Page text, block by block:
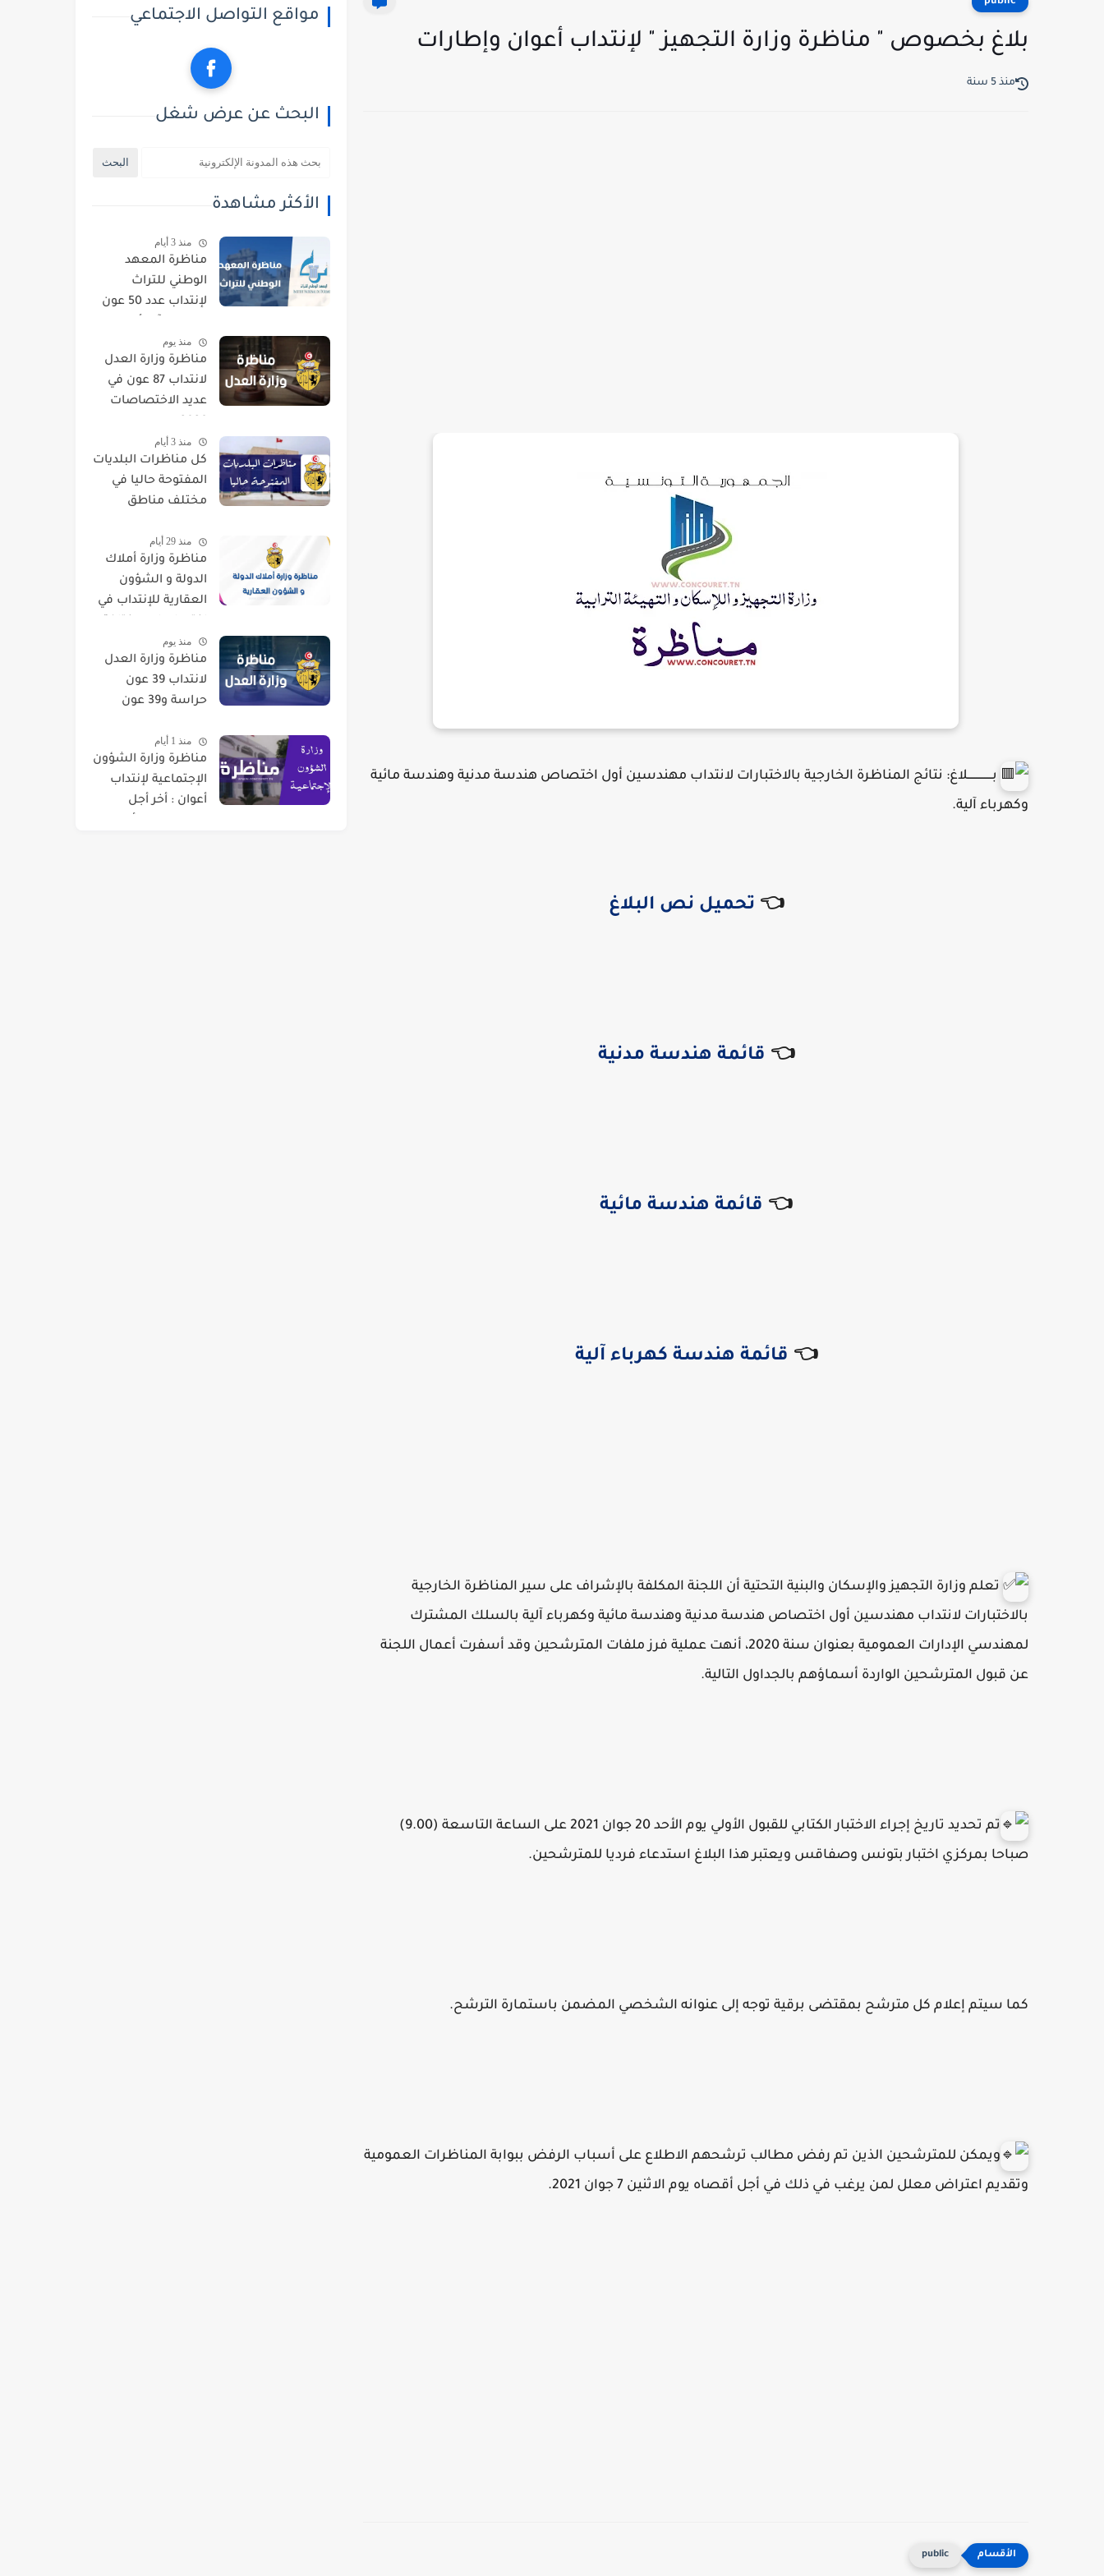
بلاغ بخصوص " مناظرة وزارة التجهيز " لإنتداب أعوان وإطارات
منذ 5 سنة
بـــــــــــــــلاغ: نتائج المناظرة الخارجية بالاختبارات لانتداب مهندسين أول اختصاص هندسة مدنية وهندسة مائية
وكهرباء آلية.
👈 تحميل نص البلاغ
👈 قائمة هندسة مدنية
👈 قائمة هندسة مائية
👈 قائمة هندسة كهرباء آلية
تعلم وزارة التجهيز والإسكان والبنية التحتية أن اللجنة المكلفة بالإشراف على سير المناظرة الخارجية
بالاختبارات لانتداب مهندسين أول اختصاص هندسة مدنية وهندسة مائية وكهرباء آلية بالسلك المشترك
لمهندسي الإدارات العمومية بعنوان سنة 2020، أنهت عملية فرز ملفات المترشحين وقد أسفرت أعمال اللجنة
عن قبول المترشحين الواردة أسماؤهم بالجداول التالية.
تم تحديد تاريخ إجراء الاختبار الكتابي للقبول الأولي يوم الأحد 20 جوان 2021 على الساعة التاسعة (9.00)
صباحا بمركزي اختبار بتونس وصفاقس ويعتبر هذا البلاغ استدعاء فرديا للمترشحين.
كما سيتم إعلام كل مترشح بمقتضى برقية توجه إلى عنوانه الشخصي المضمن باستمارة الترشح.
ويمكن للمترشحين الذين تم رفض مطالب ترشحهم الاطلاع على أسباب الرفض ببوابة المناظرات العمومية
وتقديم اعتراض معلل لمن يرغب في ذلك في أجل أقصاه يوم الاثنين 7 جوان 2021.
public
مواقع التواصل الاجتماعي
البحث عن عرض شغل
الأكثر مشاهدة
منذ 3 أيام
مناظرة المعهد
الوطني للتراث
لإنتداب عدد 50 عون
2026
منذ يوم
مناظرة وزارة العدل
لانتداب 87 عون في
عديد الاختصاصات
منذ 3 أيام
كل مناظرات البلديات
المفتوحة حاليا في
مختلف مناطق
منذ 29 أيام
مناظرة وزارة أملاك
الدولة و الشؤون
العقارية للإنتداب في
منذ يوم
مناظرة وزارة العدل
لانتداب 39 عون
حراسة و39 عون
منذ 1 أيام
مناظرة وزارة الشؤون
الإجتماعية لإنتداب
أعوان : أخر أجل